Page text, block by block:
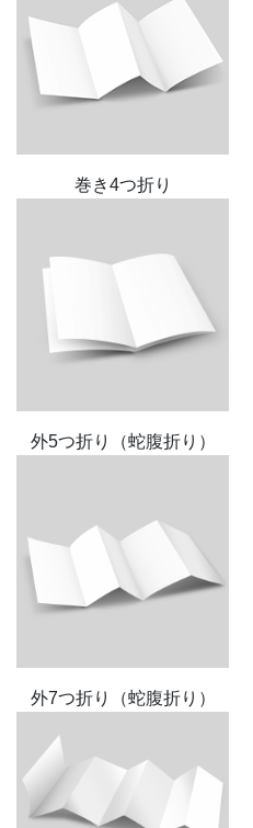
巻き4つ折り
外5つ折り（蛇腹折り）
外7つ折り（蛇腹折り）